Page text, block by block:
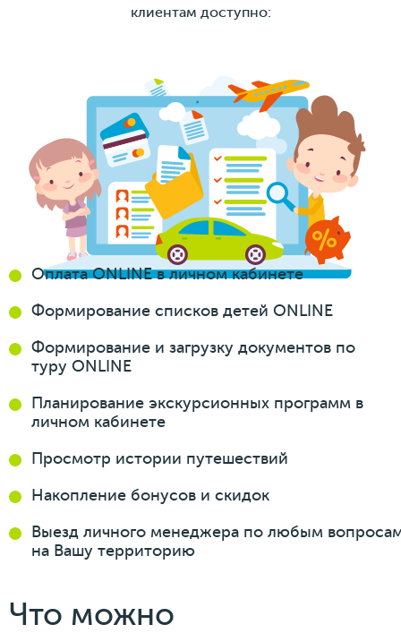
клиентам доступно:
Оплата ONLINEв личном кабинете
Формирование списков детей ONLINE
Формирование и загрузку документов по
туру ONLINE
Планирование экскурсионных программ в
личном кабинете
Просмотр истории путешествий
Накопление бонусов и скидок
Выезд личного менеджера по любым
на Вашу территорию
Что можно